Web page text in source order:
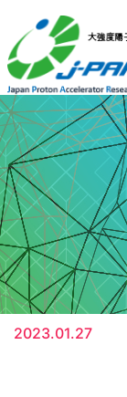
2023.01.27